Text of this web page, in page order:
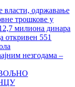
власти, одржавање
трошкове у
милиона динара
откривен 551
незгодама –